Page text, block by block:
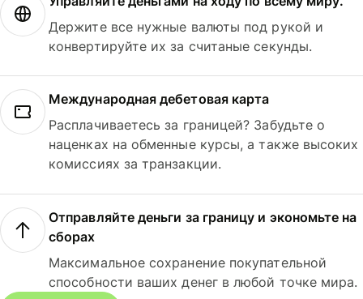
Держите все нужные валюты под рукой и
конвертируйте их за считаные секунды.
Международная дебетовая карта
Расплачиваетесь за границей? Забудьте о
наценках на обменные курсы, а также высоких
комиссиях за транзакции.
Отправляйте деньги за границу и экономьте на
сборах
Максимальное сохранение покупательной
способности ваших денег в любой точке мира.